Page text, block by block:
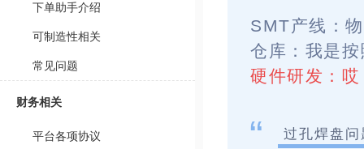
下单助手介绍
可制造性相关
常见问题
财务相关
平台各项协议
SMT产线：
仓库： 我是
硬件研发：
“ 过孔焊盘